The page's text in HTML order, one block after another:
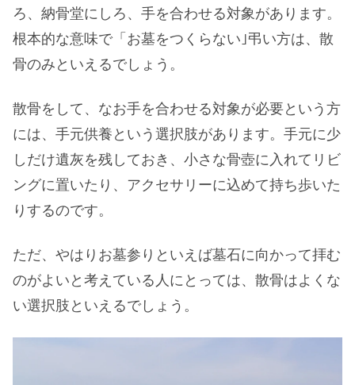
ろ、納骨堂にしろ、手を合わせる対象があります。
根本的な意味で「お墓をつくらない｣弔い方は、散
骨のみといえるでしょう。
散骨をして、なお手を合わせる対象が必要という方
には、手元供養という選択肢があります。手元に少
しだけ遺灰を残しておき、小さな骨壺に入れてリビ
ングに置いたり、アクセサリーに込めて持ち歩いた
りするのです。
ただ、やはりお墓参りといえば墓石に向かって拝む
のがよいと考えている人にとっては、散骨はよくな
い選択肢といえるでしょう。